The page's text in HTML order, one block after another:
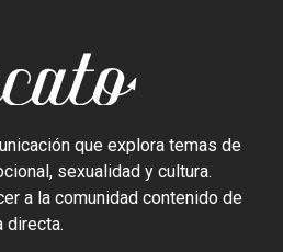
que explora temas de
sexualidad y cultura.
a la comunidad contenido de
directa.